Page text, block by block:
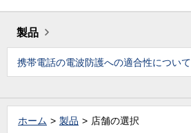
製品
携帯電話の電波防護への適合性について
ホーム 製品 店舗の選択